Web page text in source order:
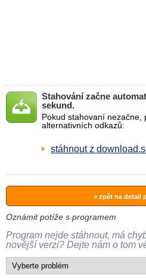
Stahování začne
sekund.
Pokud stahovaní
alternativních odkazů:
stáhnout z
» zpět na detail
Oznámit potíže s programem
Program nejde stáhnout, má
novější verzi? Dejte nám o tom